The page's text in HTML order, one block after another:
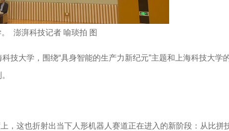
澎湃科技记者 喻琰拍 图
技大学，围绕“具身智能的生产力新纪元”主题和上海科技大学
，这也折射出当下人形机器人赛道正在进入的新阶段：从比